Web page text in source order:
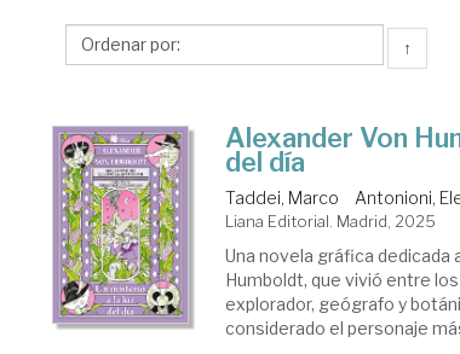
↑
Alexander Von
del día
Taddei, Marco Antonioni,
Liana Editorial. Madrid, 2025
Una novela gráfica dedicada
Humboldt, que vivió entre
explorador, geógrafo y
considerado el personaje